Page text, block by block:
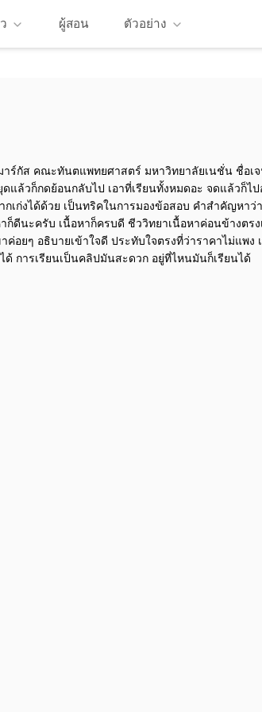
ผู้สอน ตัวอย่าง
ร์กัส คณะทันตแพทยศาสตร์ มหาวิทยาลัยเนชั่น ชื่อ
ดแล้วก็กดย้อนกลับไป เอาที่เรียนทั้งหมดอะ จดแล้วก็
เก่งได้ด้วย เป็นทริคในการมองข้อสอบ คำสำคัญหาว่
าก็ดีนะครับ เนื้อหาก็ครบดี ชีววิทยาเนื้อหาค่อนข้างต
ค่อยๆ อธิบายเข้าใจดี ประทับใจตรงที่ว่าราคาไม่แพ
ด้ การเรียนเป็นคลิปมันสะดวก อยู่ที่ไหนมันก็เรียนได้